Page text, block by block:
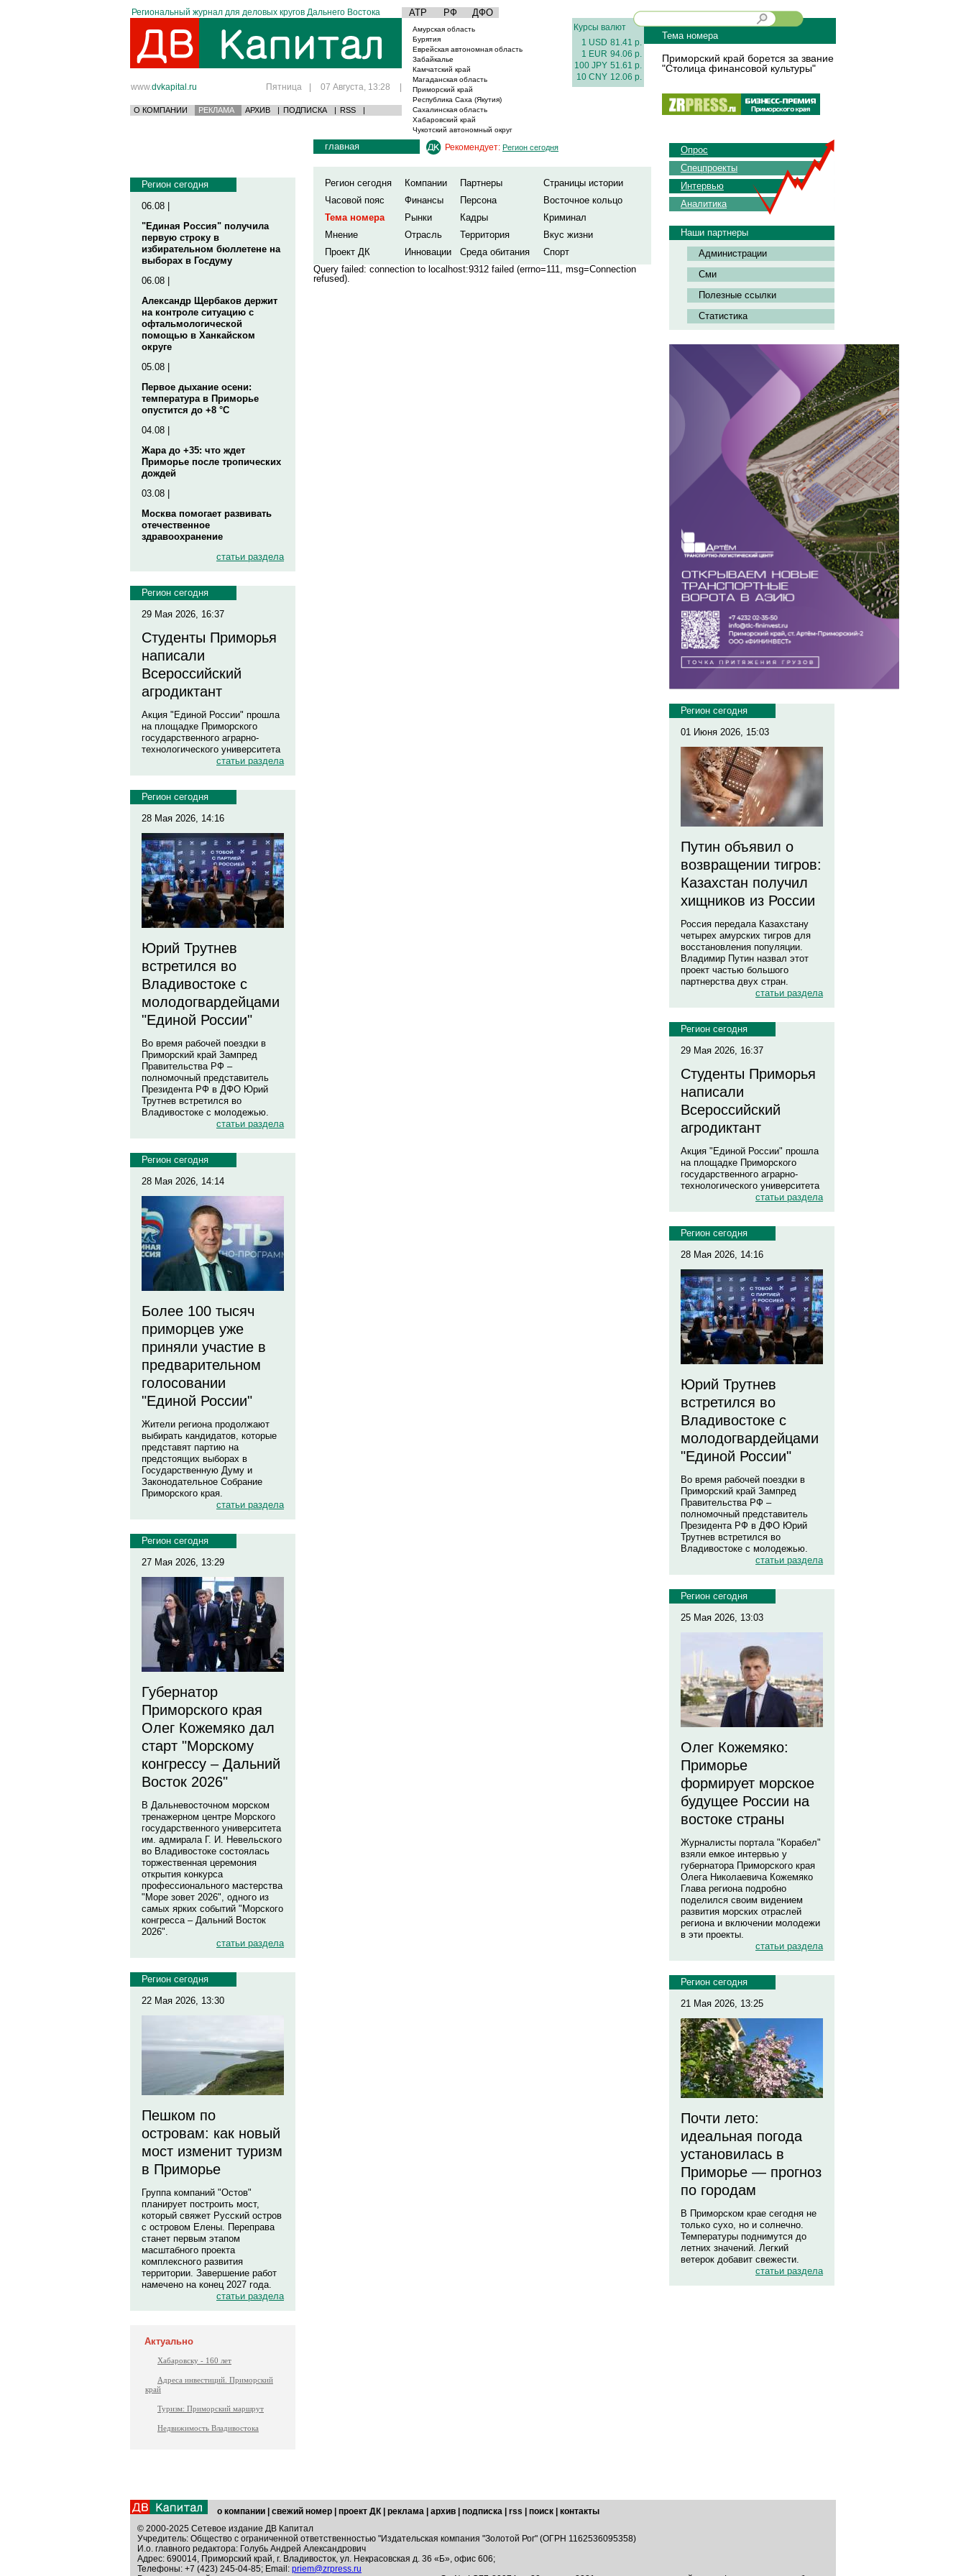
Региональный журнал для деловых кругов Дальнего Востока АТР РФ ДФО
www.dvkapital.ru Пятница | 07 Августа, 13:28 |
О КОМПАНИИ РЕКЛАМА АРХИВ | ПОДПИСКА | RSS |
Амурская область
Бурятия
Еврейская автономная область
Забайкалье
Камчатский край
Магаданская область
Приморский край
Республика Саха (Якутия)
Сахалинская область
Хабаровский край
Чукотский автономный округ
Курсы валют
1 USD 81.41 р.
1 EUR 94.06 р.
100 JPY 51.61 р.
10 CNY 12.06 р.
Тема номера
Приморский край борется за звание
"Столица финансовой культуры"
Регион сегодня
06.08 |
"Единая Россия" получила
первую строку в
избирательном бюллетене на
выборах в Госдуму
06.08 |
Александр Щербаков держит
на контроле ситуацию с
офтальмологической
помощью в Ханкайском
округе
05.08 |
Первое дыхание осени:
температура в Приморье
опустится до +8 °C
04.08 |
Жара до +35: что ждет
Приморье после тропических
дождей
03.08 |
Москва помогает развивать
отечественное
здравоохранение
статьи раздела
Регион сегодня
29 Мая 2026, 16:37
Студенты Приморья
написали
Всероссийский
агродиктант
Акция "Единой России" прошла
на площадке Приморского
государственного аграрно-
технологического университета
статьи раздела
Регион сегодня
28 Мая 2026, 14:16
Юрий Трутнев
встретился во
Владивостоке с
молодогвардейцами
"Единой России"
Во время рабочей поездки в
Приморский край Зампред
Правительства РФ –
полномочный представитель
Президента РФ в ДФО Юрий
Трутнев встретился во
Владивостоке с молодежью.
статьи раздела
Регион сегодня
28 Мая 2026, 14:14
Более 100 тысяч
приморцев уже
приняли участие в
предварительном
голосовании
"Единой России"
Жители региона продолжают
выбирать кандидатов, которые
представят партию на
предстоящих выборах в
Государственную Думу и
Законодательное Собрание
Приморского края.
статьи раздела
Регион сегодня
27 Мая 2026, 13:29
Губернатор
Приморского края
Олег Кожемяко дал
старт "Морскому
конгрессу – Дальний
Восток 2026"
В Дальневосточном морском
тренажерном центре Морского
государственного университета
им. адмирала Г. И. Невельского
во Владивостоке состоялась
торжественная церемония
открытия конкурса
профессионального мастерства
"Море зовет 2026", одного из
самых ярких событий "Морского
конгресса – Дальний Восток
2026".
статьи раздела
Регион сегодня
22 Мая 2026, 13:30
Пешком по
островам: как новый
мост изменит туризм
в Приморье
Группа компаний "Остов"
планирует построить мост,
который свяжет Русский остров
с островом Елены. Переправа
станет первым этапом
масштабного проекта
комплексного развития
территории. Завершение работ
намечено на конец 2027 года.
статьи раздела
Актуально
Хабаровску - 160 лет
Адреса инвестиций. Приморский
край
Туризм: Приморский маршрут
Недвижимость Владивостока
главная Рекомендует: Регион сегодня
Регион сегодня Компании Партнеры
Страницы истории
Часовой пояс
Финансы Персона
Восточное кольцо
Тема номера
Рынки Кадры
Криминал
Мнение
Отрасль Территория
Вкус жизни
Проект ДК
Инновации Среда обитания
Спорт
Query failed: connection to localhost:9312 failed (errno=111, msg=Connection
refused).
Опрос
Спецпроекты
Интервью
Аналитика
Наши партнеры
Администрации
Сми
Полезные ссылки
Статистика
Регион сегодня
01 Июня 2026, 15:03
Путин объявил о
возвращении тигров:
Казахстан получил
хищников из России
Россия передала Казахстану
четырех амурских тигров для
восстановления популяции.
Владимир Путин назвал этот
проект частью большого
партнерства двух стран.
статьи раздела
Регион сегодня
29 Мая 2026, 16:37
Студенты Приморья
написали
Всероссийский
агродиктант
Акция "Единой России" прошла
на площадке Приморского
государственного аграрно-
технологического университета
статьи раздела
Регион сегодня
28 Мая 2026, 14:16
Юрий Трутнев
встретился во
Владивостоке с
молодогвардейцами
"Единой России"
Во время рабочей поездки в
Приморский край Зампред
Правительства РФ –
полномочный представитель
Президента РФ в ДФО Юрий
Трутнев встретился во
Владивостоке с молодежью.
статьи раздела
Регион сегодня
25 Мая 2026, 13:03
Олег Кожемяко:
Приморье
формирует морское
будущее России на
востоке страны
Журналисты портала "Корабел"
взяли емкое интервью у
губернатора Приморского края
Олега Николаевича Кожемяко
Глава региона подробно
поделился своим видением
развития морских отраслей
региона и включении молодежи
в эти проекты.
статьи раздела
Регион сегодня
21 Мая 2026, 13:25
Почти лето:
идеальная погода
установилась в
Приморье — прогноз
по городам
В Приморском крае сегодня не
только сухо, но и солнечно.
Температуры поднимутся до
летних значений. Легкий
ветерок добавит свежести.
статьи раздела
о компании свежий номер проект ДК реклама архив подписка rss поиск
контакты
© 2000-2025 Сетевое издание ДВ Капитал
Учредитель: Общество с ограниченной ответственностью "Издательская компания "Золотой Рог" (ОГРН 1162536095358)
И.о. главного редактора: Голубь Андрей Александрович
Адрес: 690014, Приморский край, г. Владивосток, ул. Некрасовская д. 36 «Б», офис 606;
Телефоны: +7 (423) 245-04-85; Email: priem@zrpress.ru